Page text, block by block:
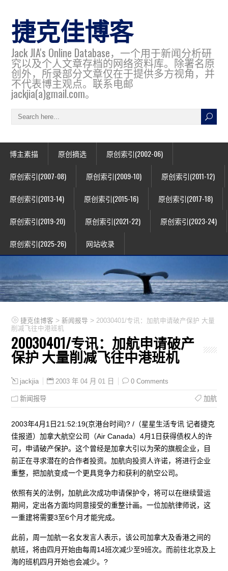
捷克佳博客
Jack JIA's Online Database，一个用于新闻分析研
究以及个人文章存档的网络资料库。除署名原
创外，所录部分文章仅在于提供多方视角，并
不代表博主观点。联系电邮
jackjia(a)gmail.com。
博主素描 原创摘选 原创索引(2002-06)
原创索引(2007-08) 原创索引(2009-10) 原创索引(2011-12)
原创索引(2013-14) 原创索引(2015-16) 原创索引(2017-18)
原创索引(2019-20) 原创索引(2021-22) 原创索引(2023-24)
原创索引(2025-26) 网站收录
捷克佳博客 >新闻报导 > 20030401/专讯：加航申请破产保护 大量
削减飞往中港班机
20030401/专讯：加航申请破产
保护 大量削减飞往中港班机
jackjia 2003 年 04 月 01 日 0 Comments
新闻报导 加航
2003年4月1日21:52:19(京港台时间)? /（星星生活专讯 记者捷克
佳报道）加拿大航空公司（Air Canada）4月1日获得债权人的许
可，申请破产保护。这个曾经是加拿大引以为荣的旗舰企业，目
前正在寻求潜在的合作者投资。加航向投资人许诺，将进行企业
重整，把加航变成一个更具竞争力和获利的航空公司。
依照有关的法例，加航此次成功申请保护令，将可以在继续营运
期间，定出各方面均同意接受的重整计画。一位加航律师说，这
一重建将需要3至6个月才能完成。
此前，周一加航一名女发言人表示，该公司加拿大及香港之间的
航班，将由四月开始由每周14班次减少至9班次。而前往北京及上
海的班机四月开始也会减少。?